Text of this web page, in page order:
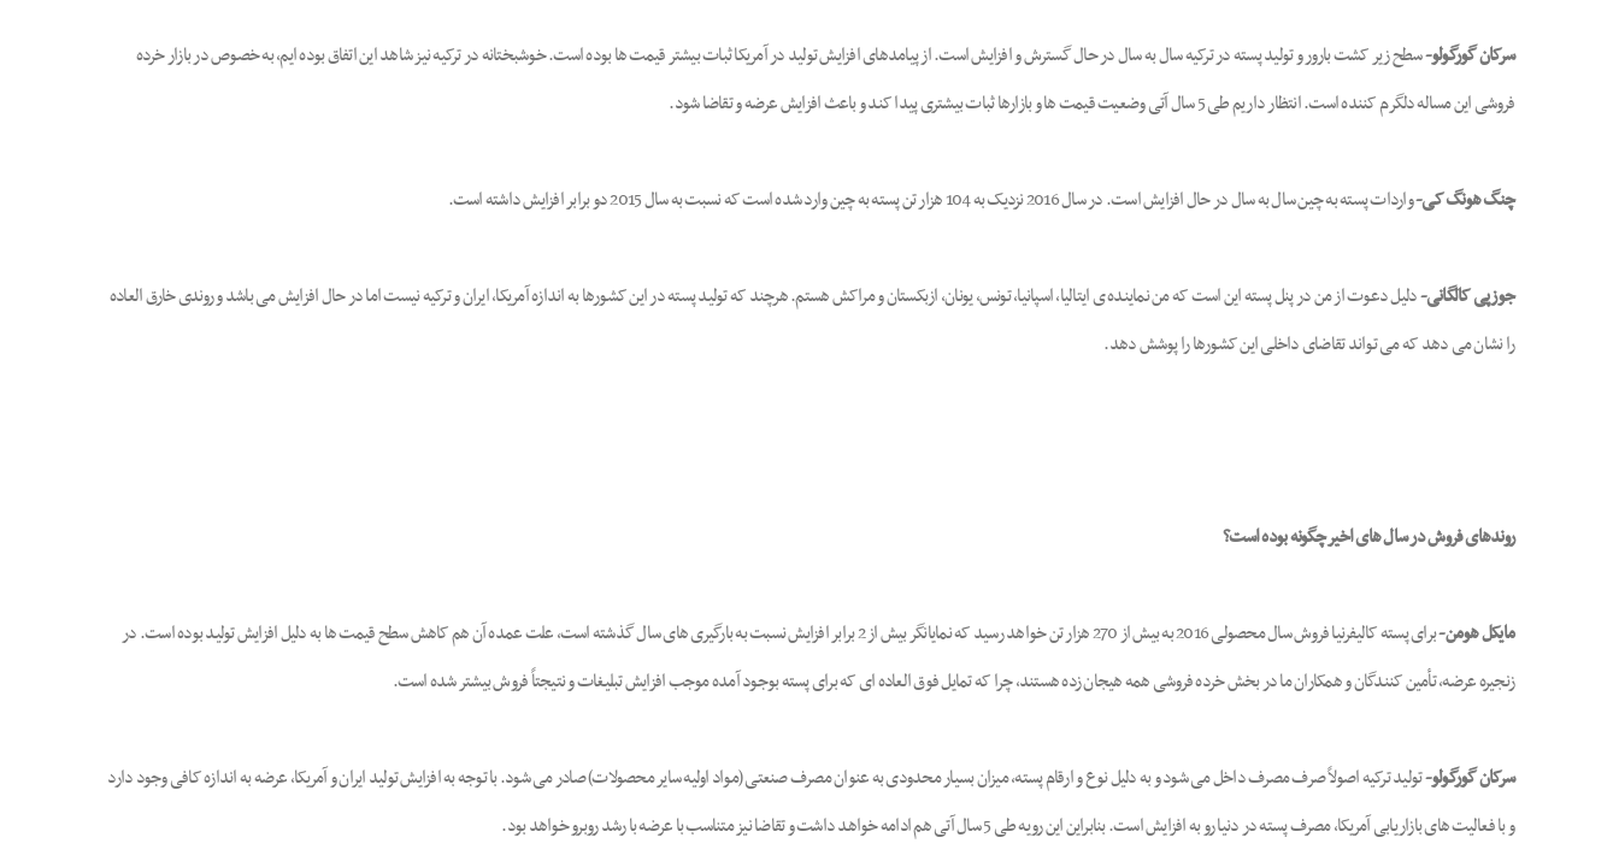
سرکان گورگولو-سطح زیر کشت بارور و تولید پسته در ترکیه سال به سال در حال گسترش و افزایش است. از پیامدهای افزایش تولید در آمریکا ثبات بیشتر قیمت ها بوده است. خوشبختانه در ترکیه نیز شاهد این اتفاق بوده ایم، به خصوص در بازار خرده
فروشی این مساله دلگرم کننده است. انتظار داریم طی 5 سال آتی وضعیت قیمت ها و بازارها ثبات بیشتری پیدا کند و باعث افزایش عرضه و تقاضا شود.
چنگ هونگ کی-واردات پسته به چین سال به سال در حال افزایش است. در سال 2016 نزدیک به 104 هزار تن پسته به چین وارد شده است که نسبت به سال 2015 دو برابر افزایش داشته است.
جوزپی کالگانی-دلیل دعوت از من در پنل پسته این است که من نماینده ی ایتالیا، اسپانیا، تونس، یونان، ازبکستان و مراکش هستم. هرچند که تولید پسته در این کشورها به اندازه آمریکا، ایران و ترکیه نیست اما در حال افزایش می باشد و روندی خارق العاده
را نشان می دهد که می تواند تقاضای داخلی این کشورها را پوشش دهد.
روندهای فروش در سال های اخیر چگونه بوده است؟
مایکل هومن-
برای پسته کالیفرنیا فروش سال محصولی 2016 به بیش از 270 هزار تن خواهد رسید که نمایانگر بیش از 2 برابر افزایش نسبت به بارگیری های سال گذشته است، علت عمده آن هم کاهش سطح قیمت ها به دلیل افزایش تولید بوده است. در
زنجیره عرضه، تأمین کنندگان و همکاران ما در بخش خرده فروشی همه هیجان زده هستند، چرا که تمایل فوق العاده ای که برای پسته بوجود آمده موجب افزایش تبلیغات و نتیجتاً فروش بیشتر شده است.
سرکان گورگولو-تولید ترکیه اصولاً صرف مصرف داخل می شود و به دلیل نوع و ارقام پسته، میزان بسیار محدودی به عنوان مصرف صنعتی (مواد اولیه سایر محصولات) صادر می شود. با توجه به افزایش تولید ایران و آمریکا، عرضه به اندازه کافی وجود دارد
و با فعالیت های بازاریابی آمریکا، مصرف پسته در دنیا رو به افزایش است. بنابراین این رویه طی 5 سال آتی هم ادامه خواهد داشت و تقاضا نیز متناسب با عرضه با رشد روبرو خواهد بود.